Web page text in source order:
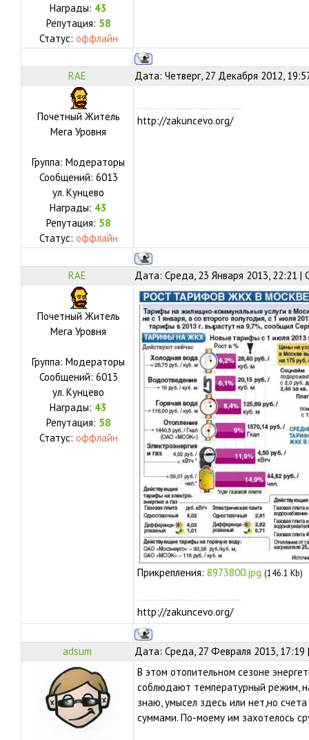
Награды: 43
Репутация: 58
Статус: оффлайн
RAE Дата: Четверг, 27 Декабря 2012,
Почетный Житель
Мега Уровня
Группа: Модераторы
Сообщений: 6013
ул. Кунцево
Награды: 43
Репутация: 58
Статус: оффлайн
http://zakuncevo.org/
RAE Дата: Среда, 23 Января 2013, 22:21 |
Почетный Житель
Мега Уровня
Группа: Модераторы
Сообщений: 6013
ул. Кунцево
Награды: 43
Репутация: 58
Статус: оффлайн
Прикрепления: 8973800.jpg (146.1 Kb)
http://zakuncevo.org/
adsum Дата: Среда, 27 Февраля 2013,
В этом отопительном сезоне
соблюдают температурный режим,
знаю, умысел здесь или нет,но
суммами. По-моему им захотелось